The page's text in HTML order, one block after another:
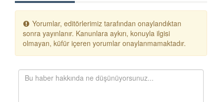
Yorumlar, editörlerimiz tarafından onaylandıktan
sonra yayınlanır. Kanunlara aykırı, konuyla ilgisi
olmayan, küfür içeren yorumlar onaylanmamaktadır.